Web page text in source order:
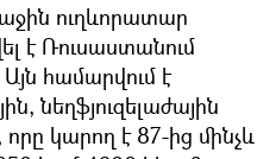
ուղևորատար
է Ռուսաստանում
համարվում է
նեղֆյուզելաժային
կարող է 87-ից մինչև